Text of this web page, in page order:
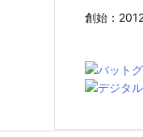
創始：